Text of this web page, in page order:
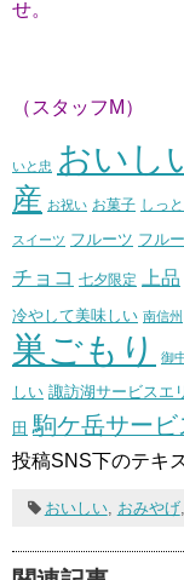
せ。
（スタッフM）
いと忠 おいし
産 お祝い お菓子 しっ
スイーツ フルーツ フル
チョコ 七夕限定 上品
冷やして美味しい 南信州
巣ごもり 御
しい 諏訪湖サービスエ
田 駒ケ岳サービ
投稿SNS下のテキ
おいしい, おみやげ,